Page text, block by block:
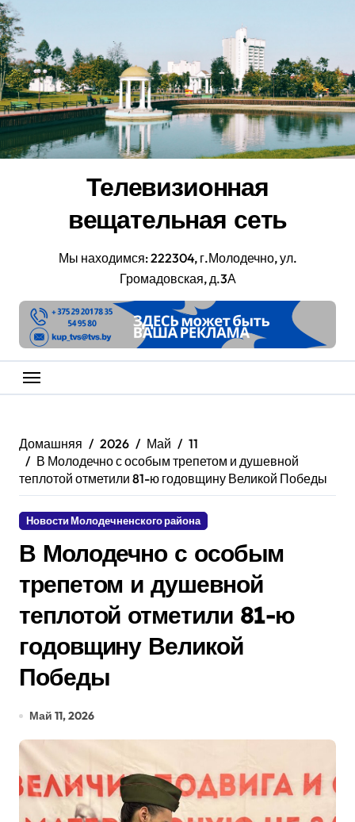
Перейти
к
содержанию
Телевизионная
вещательная сеть
Мы находимся: 222304, г.Молодечно, ул.
Громадовская, д.3А
Домашняя 2026 Май
11
В Молодечно с особым трепетом и душевной
теплотой отметили 81-ю годовщину Великой Победы
Новости Молодечненского района
В Молодечно с особым
трепетом и душевной
теплотой отметили 81-ю
годовщину Великой
Победы
Май 11, 2026